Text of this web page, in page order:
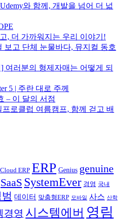
와 함께, 개발을 넘어 더 넓
, 더 가까워지는 우리 이야기!
보고 단체 눈물바다, 뮤지컬 동호
여러분의 형제자매는 어떻게 되
5 | 주란 대로 주께
– 이 달의 서점
프로클럽 여름캠프, 함께 걷고 배
Cloud ERP ERP Genius genuine
SaaS SystemEver 경영 국내
데이터 맞춤형ERP 모바일 사스 산학
경영 시스템에버 영림